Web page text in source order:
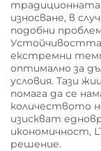
традиционната
износване, в
подобни
Устойчивостта
екстремни
оптимално за
условия. Тази
помага да се
количеството
изискват
икономичност,
решение.